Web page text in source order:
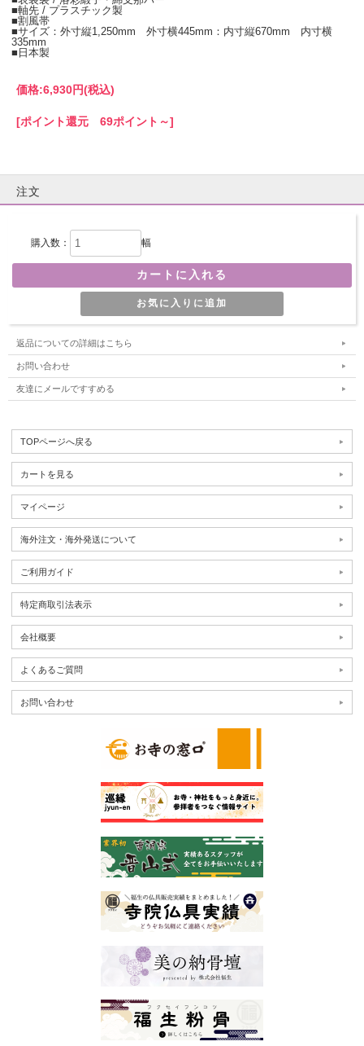
■軸先 / プラスチック製
■割風帯
■サイズ：外寸縦1,250mm 外寸横445mm：内寸縦670mm 内寸横
335mm
■日本製
価格:6,930円(税込)
[ポイント還元 69ポイント～]
注文
購入数： 幅
返品についての詳細はこちら
お問い合わせ
友達にメールですすめる
TOPページへ戻る
カートを見る
マイページ
海外注文・海外発送について
ご利用ガイド
特定商取引法表示
会社概要
よくあるご質問
お問い合わせ